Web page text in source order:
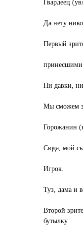
Гвардеец
Да нету
Первый
принесшими
Ни давки, ни
Мы сможем
Горожанин
Сюда, мой
Игрок.
Туз, дама и
Второй
бутылку